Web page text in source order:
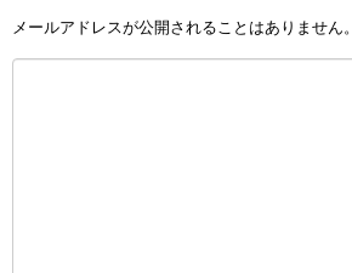
メールアドレスが公開されることはありません。